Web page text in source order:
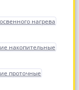
нагрева
накопительные
проточные